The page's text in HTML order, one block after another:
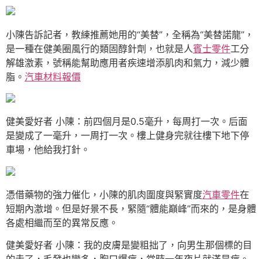
小陳告訴記者，教練推薦她用的“美替”，全稱為“美替諾龍”，
是一種在健美圈風行的類固醇針劑，也就是人賓士零件工分
解雄激素，號稱能幫助應用者疾速增添肌肉和氣力，減少體
脂。 汽車材料報價
健美愛好者 小陳：前四個月是0.5毫升，每周打一次。后面
是變成了一毫升，一周打一次。樓上健身完就往樓下地下停
車場，他給我打針。
憑借藥物的強力催化，小陳的肌肉圍度與緊實度汽車零件在
短期內激增。但是好景不長，緊隨“體能巔峰”而來的，是身體
各處相繼而至的異常反應。
健美愛好者 小陳：我的皮膚是變粗拙了，向男生那個標的目